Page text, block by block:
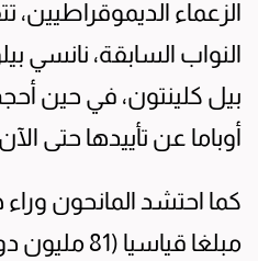
الزعماء
النواب السابقة، نانسي
بيل كلينتون، في حين
أوباما عن تأييدها حتى
كما احتشد المانحون
مبلغا